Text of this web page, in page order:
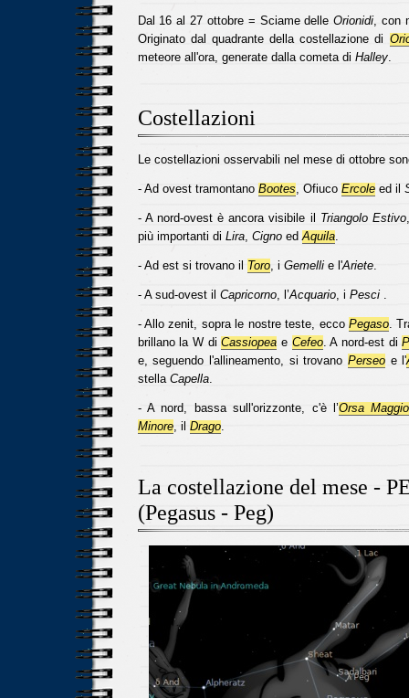
Dal 16 al 27 ottobre = Sciame delleOrionidi, con
Originato dal quadrante della costellazione di
meteore all'ora, generate dalla cometa di Halley.
Costellazioni
Le costellazioni osservabili nel mese di ottobre
- Ad ovest tramontano Bootes, Ofiuco Ercoleed il
- A nord-ovest è ancora visibile il Triangolo Estivo
più importanti di Lira, CignoedAquila.
- Ad est si trovano il Toro, i Gemellie l'Ariete.
- A sud-ovest il Capricorno, l’Acquario, i Pesci.
- Allo zenit, sopra le nostre teste, ecco Pegaso.
brillano la W diCassiopea e Cefeo. A nord-est di
e, seguendo l'allineamento, si trovano Perseo e l'
stella Capella.
- A nord, bassa sull'orizzonte, c'è l’Orsa
Minore, il Drago.
La costellazione del mese -
(Pegasus - Peg)